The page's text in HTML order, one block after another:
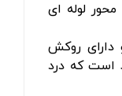
لوله ای
دارای روکش
است که درد